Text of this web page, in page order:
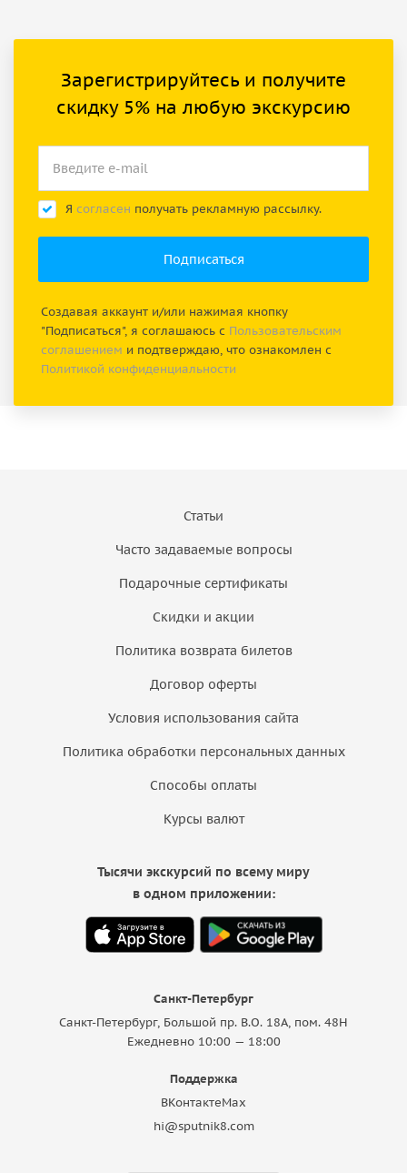
Зарегистрируйтесь и получите
скидку 5% на любую экскурсию
Я согласен получать рекламную рассылку.
Создавая аккаунт и/или нажимая кнопку
"Подписаться", я соглашаюсь с Пользовательским
соглашением и подтверждаю, что ознакомлен с
Политикой конфиденциальности
Статьи
Часто задаваемые вопросы
Подарочные сертификаты
Скидки и акции
Политика возврата билетов
Договор оферты
Условия использования сайта
Политика обработки персональных данных
Способы оплаты
Курсы валют
Санкт-Петербург
Санкт-Петербург, Большой пр. В.О. 18A, пом. 48Н
Ежедневно 10:00 — 18:00
Поддержка
ВКонтактеMax
hi@sputnik8.com
Тысячи экскурсий по всему миру
в одном приложении: